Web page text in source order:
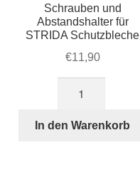
Schrauben und
Abstandshalter für
STRIDA Schutzbleche
€11,90
Abstandshalter
In den Warenkorb